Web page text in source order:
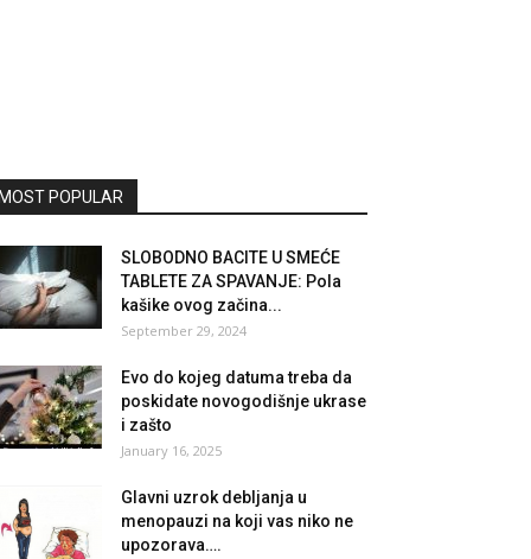
POPULAR
SLOBODNO BACITE U SMEĆE
TABLETE ZA SPAVANJE: Pola
kašike ovog začina...
September 29, 2024
Evo do kojeg datuma treba da
poskidate novogodišnje ukrase
i zašto
January 16, 2025
Glavni uzrok debljanja u
menopauzi na koji vas niko ne
upozorava….